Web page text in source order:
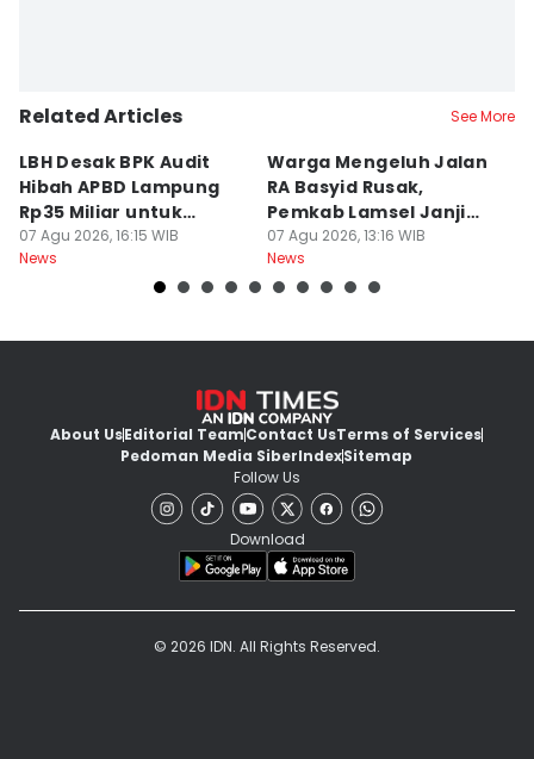
Related Articles See More
LBH Desak BPK Audit
Hibah APBD Lampung
Rp35 Miliar untuk
Kejaksaan
07 Agu 2026, 16:15 WIB
News
Warga Mengeluh Jalan
RA Basyid Rusak,
Pemkab Lamsel Janji
Segera Perbaiki
07 Agu 2026, 13:16 WIB
News
About UsEditorial TeamContact UsTerms of Services
Pedoman Media SiberIndexSitemap
Follow Us
Download
© 2026 IDN. All Rights Reserved.